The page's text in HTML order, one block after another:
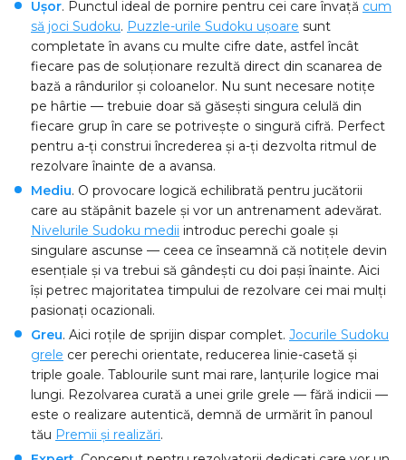
Ușor. Punctul ideal de pornire pentru cei care învață cum
să joci Sudoku. Puzzle-urile Sudoku ușoare sunt
completate în avans cu multe cifre date, astfel încât
fiecare pas de soluționare rezultă direct din scanarea de
bază a rândurilor și coloanelor. Nu sunt necesare notițe
pe hârtie — trebuie doar să găsești singura celulă din
fiecare grup în care se potrivește o singură cifră. Perfect
pentru a-ți construi încrederea și a-ți dezvolta ritmul de
rezolvare înainte de a avansa.
Mediu. O provocare logică echilibrată pentru jucătorii
care au stăpânit bazele și vor un antrenament adevărat.
Nivelurile Sudoku medii introduc perechi goale și
singulare ascunse — ceea ce înseamnă că notițele devin
esențiale și va trebui să gândești cu doi pași înainte. Aici
își petrec majoritatea timpului de rezolvare cei mai mulți
pasionați ocazionali.
Greu. Aici roțile de sprijin dispar complet. Jocurile Sudoku
grele cer perechi orientate, reducerea linie-casetă și
triple goale. Tablourile sunt mai rare, lanțurile logice mai
lungi. Rezolvarea curată a unei grile grele — fără indicii —
este o realizare autentică, demnă de urmărit în panoul
tău Premii și realizări.